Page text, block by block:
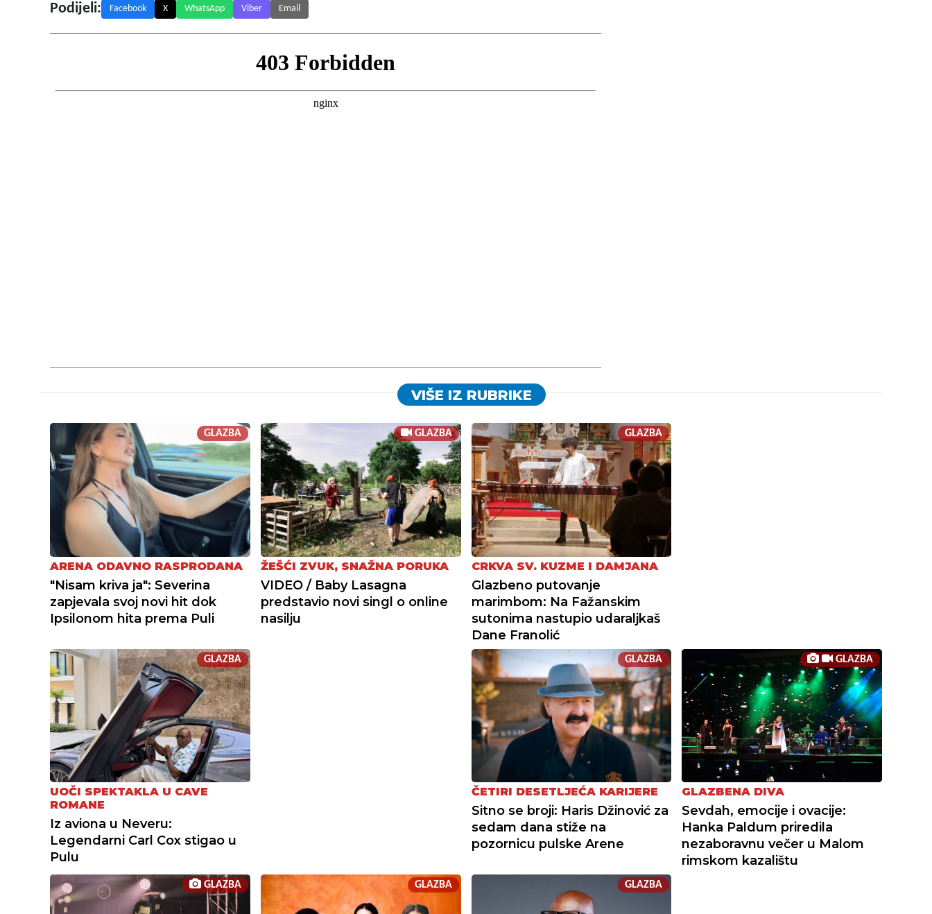
Podijeli: Facebook X WhatsApp Viber Email
VIŠE IZ RUBRIKE
GLAZBA
ARENA ODAVNO RASPRODANA
"Nisam kriva ja": Severina
zapjevala svoj novi hit dok
Ipsilonom hita prema Puli
GLAZBA
ŽEŠĆI ZVUK, SNAŽNA PORUKA
VIDEO / Baby Lasagna
predstavio novi singl o online
nasilju
GLAZBA
CRKVA SV. KUZME I DAMJANA
Glazbeno putovanje
marimbom: Na Fažanskim
sutonima nastupio udaraljkaš
Dane Franolić
GLAZBA
UOČI SPEKTAKLA U CAVE
ROMANE
Iz aviona u Neveru:
Legendarni Carl Cox stigao u
Pulu
GLAZBA
ČETIRI DESETLJEĆA KARIJERE
Sitno se broji: Haris Džinović za
sedam dana stiže na
pozornicu pulske Arene
GLAZBA
GLAZBENA DIVA
Sevdah, emocije i ovacije:
Hanka Paldum priredila
nezaboravnu večer u Malom
rimskom kazalištu
GLAZBA GLAZBA GLAZBA